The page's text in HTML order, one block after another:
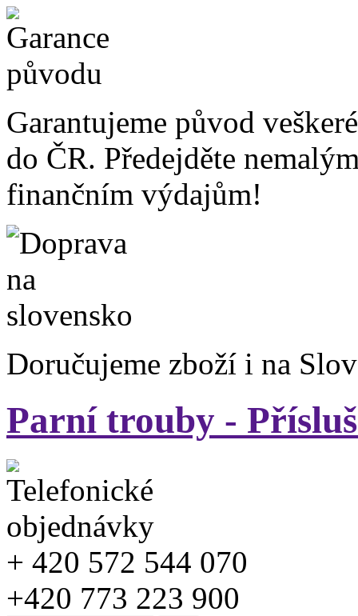
Garantujeme původ
do ČR. Předejděte
finančním výdajům!
Doručujeme zboží i na
Parní trouby -
+ 420 572 544 070
+420 773 223 900